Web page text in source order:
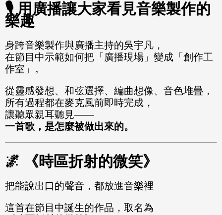
🎙️用廣播讓大家看見音樂製作的
樂趣
身跨音樂製作與廣播主持的吳宇凡，
在節目中示範如何把「廣播現場」變成「創作工
作室」。
從靈感發想、和弦選擇、編曲想像、音色堆疊，
所有過程都在麥克風前即時完成，
讓聽眾親耳聽見——
一首歌，是怎麼被做出來的。
🌌 《時區折射的微笑》
把能說出口的聲音，都放進音樂裡
這首在節目中誕生的作品，取名為